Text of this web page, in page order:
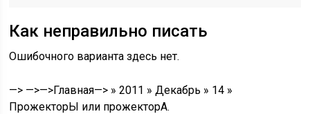
Как неправильно писать
Ошибочного варианта здесь нет.
—> —>—>Главная—> » 2011 » Декабрь » 14 »
ПрожекторЫ или прожекторА.